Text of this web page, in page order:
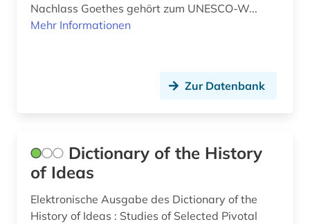
psychoanalyse (1)
race (1)
recht (2)
Nachlass Goethes gehört zum UNESCO-W...
Mehr Informationen
Zur Datenbank
Dictionary of the History
of Ideas
Elektronische Ausgabe des Dictionary of the
History of Ideas : Studies of Selected Pivotal